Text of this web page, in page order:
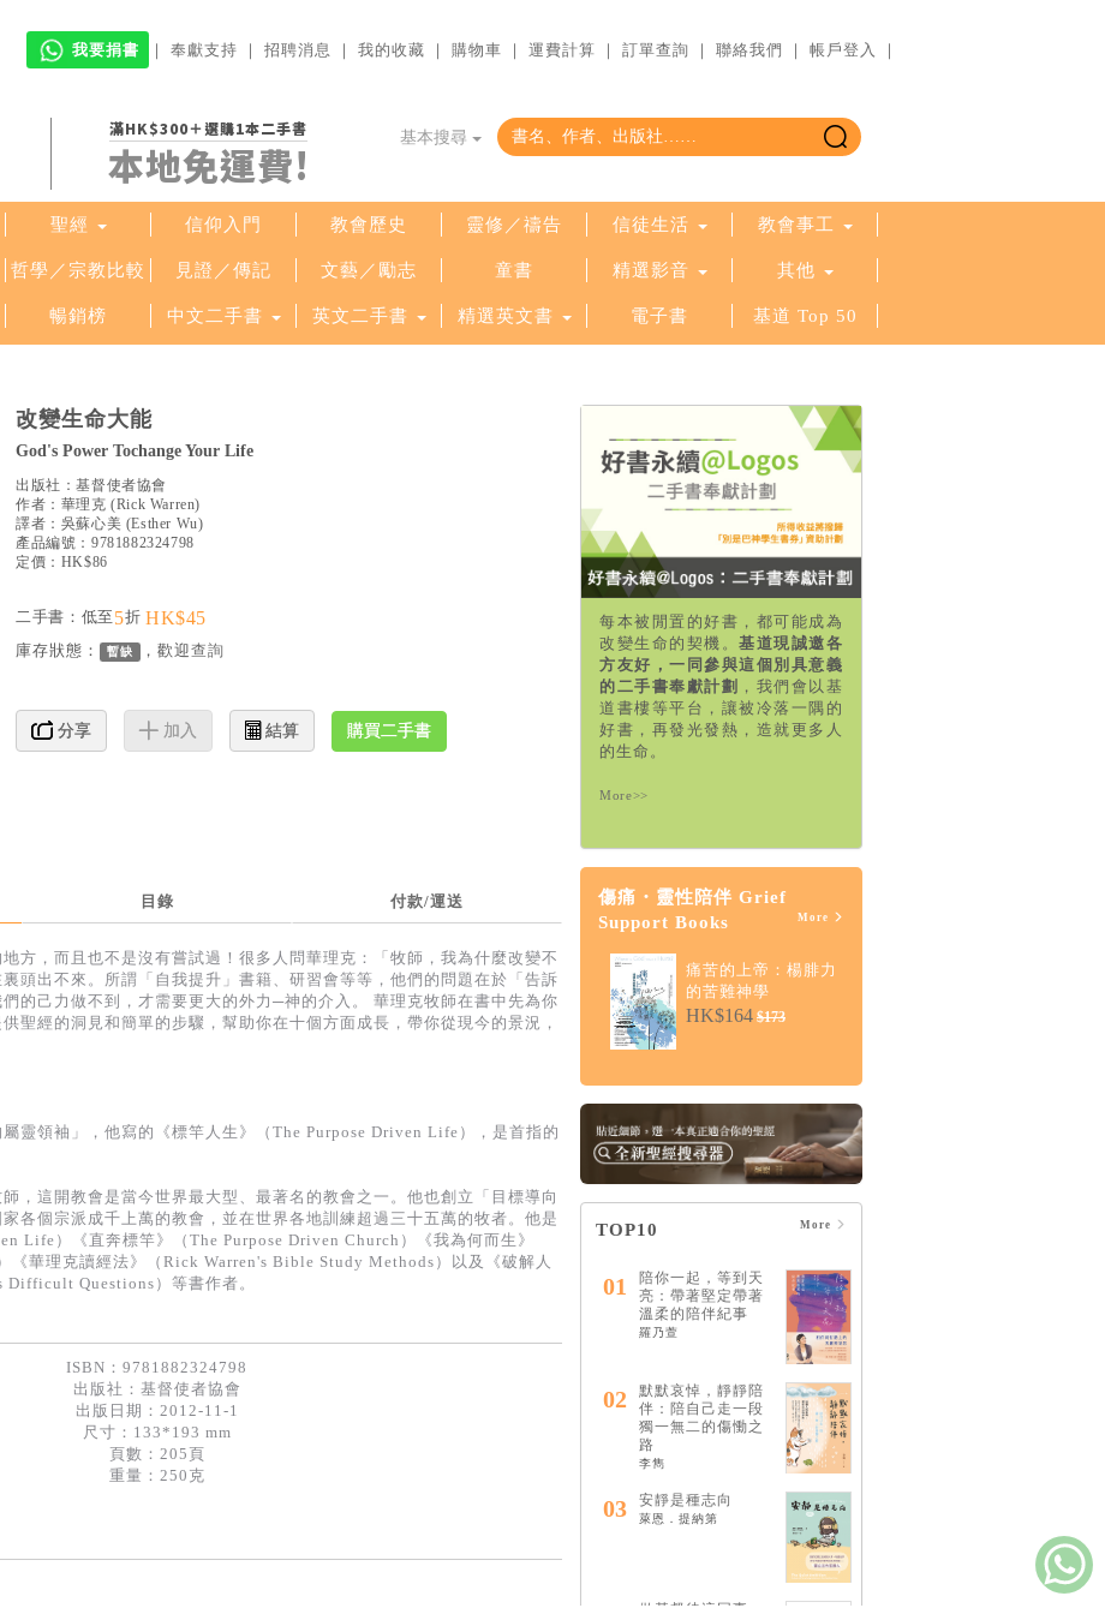
我要捐書 ｜ 奉獻支持 ｜ 招聘消息 ｜ 我的收藏 ｜ 購物車 ｜ 運費計算 ｜ 訂單查詢 ｜ 聯絡我們 ｜ 帳戶登入 ｜
滿HK$300＋選購1本二手書
本地免運費!
基本搜尋
聖經 信仰入門 教會歷史 靈修／禱告 信徒生活 教會事工
哲學／宗教比較 見證／傳記 文藝／勵志 童書 精選影音 其他
暢銷榜 中文二手書 英文二手書 精選英文書 電子書 基道 Top 50
改變生命大能
God's Power Tochange Your Life
出版社：基督使者協會
作者： 華理克 (Rick Warren)
譯者： 吳蘇心美 (Esther Wu)
產品編號： 9781882324798
定價：HK$86
二手書：低至 5折 HK$45
庫存狀態： 暫缺 ，歡迎查詢
分享 加入 結算 購買二手書
目錄 付款/運送
方，而且也不是沒有嘗試過！很多人問華理克：「牧師，我為什麼改變不
頭出不來。所謂「自我提升」書籍、研習會等等，他們的問題在於「告訴
的己力做不到，才需要更大的外力─神的介入。 華理克牧師在書中先為你
聖經的洞見和簡單的步驟，幫助你在十個方面成長，帶你從現今的景況，
靈領袖」，他寫的《標竿人生》（The Purpose Driven Life），是首指的
，這開教會是當今世界最大型、最著名的教會之一。他也創立「目標導向
各個宗派成千上萬的教會，並在世界各地訓練超過三十五萬的牧者。他是
Life）《直奔標竿》（The Purpose Driven Church）《我為何而生》
《華理克讀經法》（Rick Warren's Bible Study Methods）以及《破解人
Difficult Questions）等書作者。
ISBN：9781882324798
出版社： 基督使者協會
出版日期：2012-11-1
尺寸：133*193 mm
頁數：205頁
重量：250克
每本被閒置的好書，都可能成為
改變生命的契機。基道現誠邀各
方友好，一同參與這個別具意義
的二手書奉獻計劃 ，我們會以基
道書樓等平台，讓被冷落一隅的
好書，再發光發熱，造就更多人
的生命。
More>>
傷痛・靈性陪伴 Grief
Support Books
More
痛苦的上帝：楊腓力
的苦難神學
HK$164 $173
TOP10 More
01
陪你一起，等到天
亮：帶著堅定帶著
溫柔的陪伴紀事
羅乃萱
02
默默哀悼，靜靜陪
伴：陪自己走一段
獨一無二的傷慟之
路
李雋
03 安靜是種志向
萊恩．提納第
做基督徒這回事